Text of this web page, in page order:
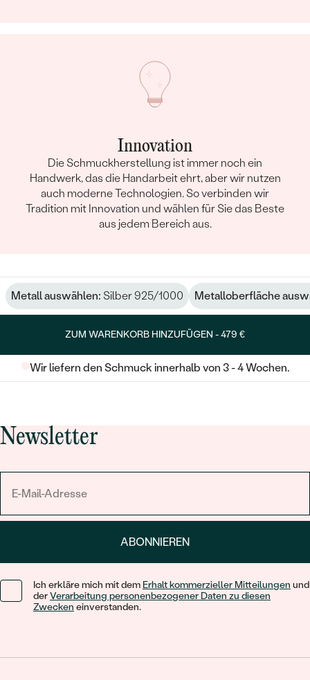
Innovation
Die Schmuckherstellung ist immer noch ein
Handwerk, das die Handarbeit ehrt, aber wir nutzen
auch moderne Technologien. So verbinden wir
Tradition mit Innovation und wählen für Sie das Beste
aus jedem Bereich aus.
Metall auswählen: Silber 925/1000 Metalloberfläche
ZUM WARENKORB HINZUFÜGEN -479 €
Wir liefern den Schmuck innerhalb von 3 - 4 Wochen.
Newsletter
ABONNIEREN
Ich erkläre mich mit dem Erhalt kommerzieller Mitteilungen und
derVerarbeitung personenbezogener Daten zu diesen
Zwecken einverstanden.